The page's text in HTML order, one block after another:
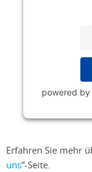
powered by
Erfahren Sie mehr
uns”-Seite.